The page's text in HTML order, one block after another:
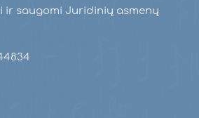
ir saugomi Juridinių asmenų